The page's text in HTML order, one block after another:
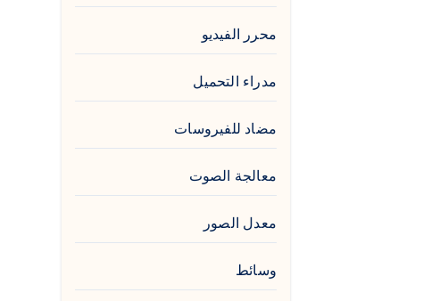
محرر الفيديو
مدراء التحميل
مضاد للفيروسات
معالجة الصوت
معدل الصور
وسائط